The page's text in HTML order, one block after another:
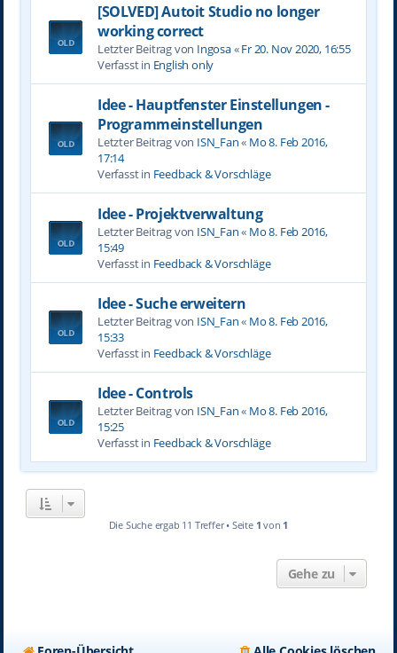
[SOLVED] Autoit Studio no longer
working correct
Letzter Beitrag von Ingosa«Fr 20. Nov 2020, 16:55
Verfasst in English only
Idee - Hauptfenster Einstellungen -
Programmeinstellungen
Letzter Beitrag von ISN_Fan« Mo 8. Feb 2016,
17:14
Verfasst in Feedback & Vorschläge
Idee - Projektverwaltung
Letzter Beitrag von ISN_Fan« Mo 8. Feb 2016,
15:49
Verfasst in Feedback & Vorschläge
Idee - Suche erweitern
Letzter Beitrag von ISN_Fan« Mo 8. Feb 2016,
15:33
Verfasst in Feedback & Vorschläge
Idee - Controls
Letzter Beitrag von ISN_Fan« Mo 8. Feb 2016,
15:25
Verfasst in Feedback & Vorschläge
Die Suche ergab 11 Treffer • Seite 1 von 1
Gehe zu